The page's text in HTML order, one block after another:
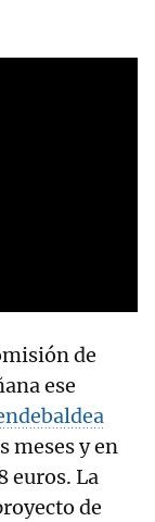
de
ese
meses y en
euros. La
de